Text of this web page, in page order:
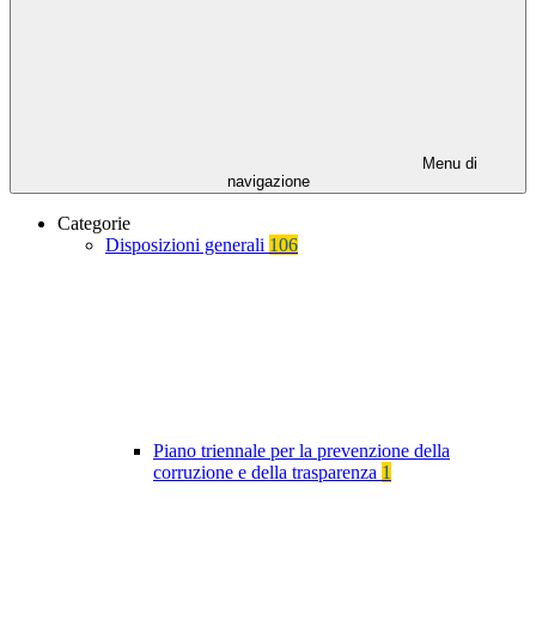
Menu di
navigazione
Categorie
Disposizioni generali 106
Piano triennale per la prevenzione della
corruzione e della trasparenza 1